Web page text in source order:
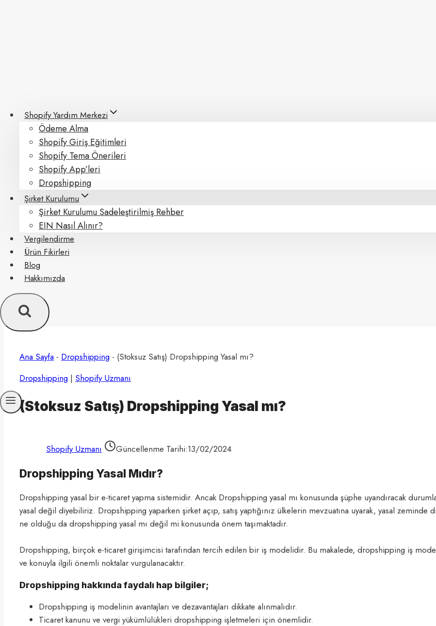
Shopify Yardım Merkezi
Ödeme Alma
Shopify Giriş Eğitimleri
Shopify Tema Önerileri
Shopify App’leri
Dropshipping
Şirket Kurulumu
Şirket Kurulumu Sadeleştirilmiş Rehber
EIN Nasıl Alınır?
Vergilendirme
Ürün Fikirleri
Blog
Hakkımızda
Ana Sayfa - Dropshipping - (Stoksuz Satış) Dropshipping Yasal mı?
Dropshipping | Shopify Uzmanı
(Stoksuz Satış) Dropshipping Yasal mı?
Shopify Uzmanı Güncellenme Tarihi:13/02/2024
Dropshipping Yasal Mıdır?
Dropshipping yasal bir e-ticaret yapma sistemidir. Ancak Dropshipping yasal mı konusunda şüphe uyandıracak
yasal değil diyebiliriz. Dropshipping yaparken şirket açıp, satış yaptığınız ülkelerin mevzuatına uyarak, yasal zeminde
ne olduğu da dropshipping yasal mı değil mi konusunda önem taşımaktadır.
Dropshipping, birçok e-ticaret girişimcisi tarafından tercih edilen bir iş modelidir. Bu makalede, dropshipping iş
ve konuyla ilgili önemli noktalar vurgulanacaktır.
Dropshipping hakkında faydalı hap bilgiler;
Dropshipping iş modelinin avantajları ve dezavantajları dikkate alınmalıdır.
Ticaret kanunu ve vergi yükümlülükleri dropshipping işletmeleri için önemlidir.